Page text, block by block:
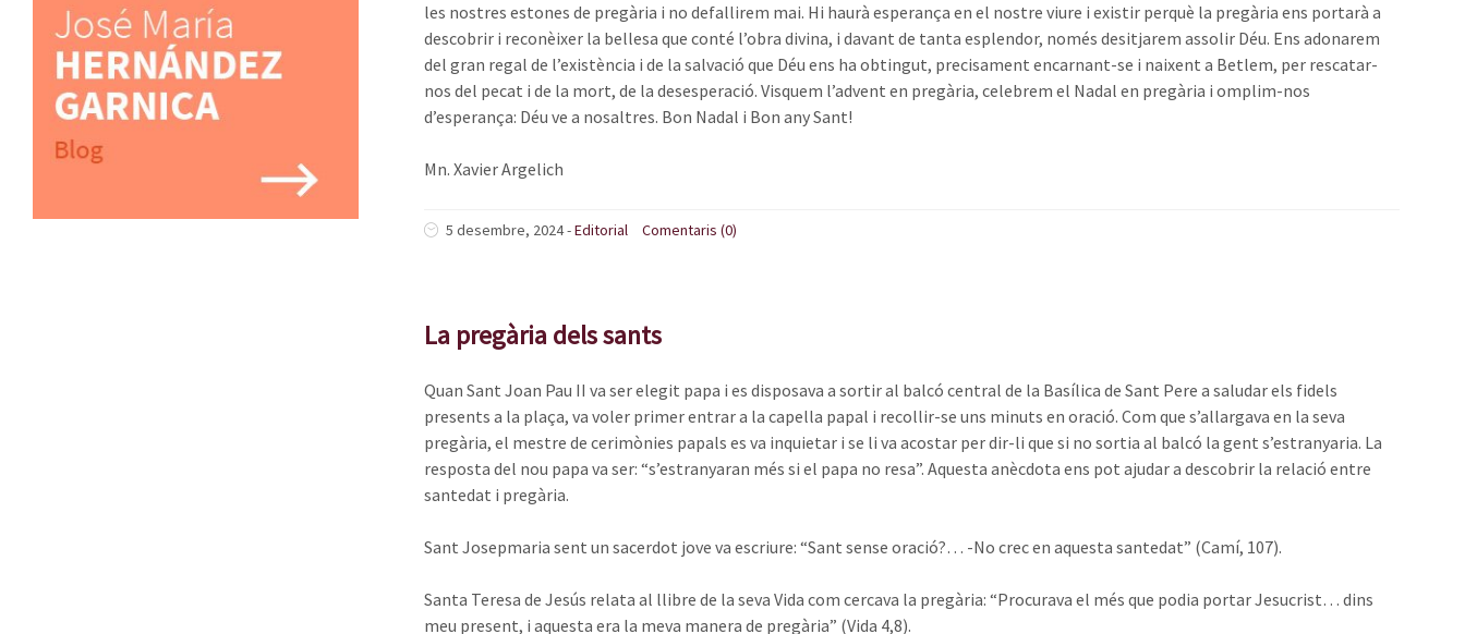
les nostres estones de pregària i no defallirem mai. Hi haurà esperança en el nostre viure i existir perquè la pregària ens portarà a
descobrir i reconèixer la bellesa que conté l’obra divina, i davant de tanta esplendor, només desitjarem assolir Déu. Ens adonarem
del gran regal de l’existència i de la salvació que Déu ens ha obtingut, precisament encarnant-se i naixent a Betlem, per rescatar-
nos del pecat i de la mort, de la desesperació. Visquem l’advent en pregària, celebrem el Nadal en pregària i omplim-nos
d’esperança: Déu ve a nosaltres. Bon Nadal i Bon any Sant!
Mn. Xavier Argelich
5 desembre, 2024-Editorial Comentaris (0)
La pregària dels sants
Quan Sant Joan Pau II va ser elegit papa i es disposava a sortir al balcó central de la Basílica de Sant Pere a saludar els fidels
presents a la plaça, va voler primer entrar a la capella papal i recollir-se uns minuts en oració. Com que s’allargava en la seva
pregària, el mestre de cerimònies papals es va inquietar i se li va acostar per dir-li que si no sortia al balcó la gent s’estranyaria. La
resposta del nou papa va ser: “s’estranyaran més si el papa no resa”. Aquesta anècdota ens pot ajudar a descobrir la relació entre
santedat i pregària.
Sant Josepmaria sent un sacerdot jove va escriure: “Sant sense oració?… -No crec en aquesta santedat” (Camí, 107).
Santa Teresa de Jesús relata al llibre de la seva Vida com cercava la pregària: “Procurava el més que podia portar Jesucrist… dins
meu present, i aquesta era la meva manera de pregària” (Vida 4,8).